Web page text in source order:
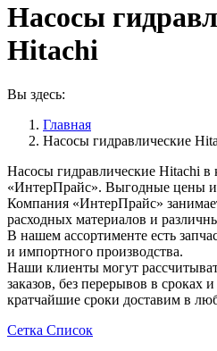
Насосы
Hitachi
Вы здесь:
Главная
Насосы гидравлические
Насосы гидравлические Hitachi в
«ИнтерПрайс». Выгодные цены и
Компания «ИнтерПрайс»
расходных материалов и
В нашем ассортименте есть
и импортного производства.
Наши клиенты могут
заказов, без перерывов в сроках
кратчайшие сроки доставим в
Сетка Список